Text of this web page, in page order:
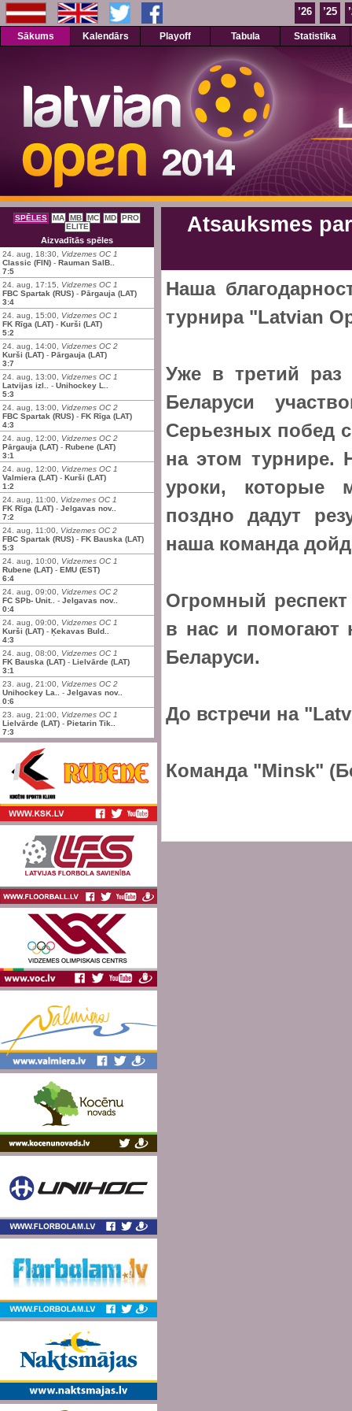
’25
’26
Sākums Kalendārs Playoff Tabula Statistika
SPĒLES MA MB MC MD
PRO
ELITE
Aizvadītās spēles
24. aug, 18:30, Vidzemes OC 1
Classic (FIN) - Rauman SalB..
7:5
24. aug, 17:15, Vidzemes OC 1
FBC Spartak (RUS) - Pārgauja (LAT)
3:4
24. aug, 15:00, Vidzemes OC 1
FK Rīga (LAT) - Kurši (LAT)
5:2
24. aug, 14:00, Vidzemes OC 2
Kurši (LAT) - Pārgauja (LAT)
3:7
24. aug, 13:00, Vidzemes OC 1
Latvijas izl..
- Unihockey L..
5:3
24. aug, 13:00, Vidzemes OC 2
FBC Spartak (RUS) - FK Rīga (LAT)
4:3
24. aug, 12:00, Vidzemes OC 2
Pārgauja (LAT) - Rubene (LAT)
3:1
24. aug, 12:00, Vidzemes OC 1
Valmiera (LAT) - Kurši (LAT)
1:2
24. aug, 11:00, Vidzemes OC 1
FK Rīga (LAT) - Jelgavas nov..
7:2
24. aug, 11:00, Vidzemes OC 2
FBC Spartak (RUS) - FK Bauska (LAT)
5:3
24. aug, 10:00, Vidzemes OC 1
Rubene (LAT) - EMU (EST)
6:4
24. aug, 09:00, Vidzemes OC 2
FC SPb- Unit..
- Jelgavas nov..
0:4
24. aug, 09:00, Vidzemes OC 1
Kurši (LAT) - Ķekavas Buld..
4:3
24. aug, 08:00, Vidzemes OC 1
FK Bauska (LAT) - Lielvārde (LAT)
3:1
23. aug, 21:00, Vidzemes OC 2
Unihockey La..
- Jelgavas nov..
0:6
23. aug, 21:00, Vidzemes OC 1
Lielvārde (LAT) - Pietarin Tik..
7:3
Atsauksmes
Наша
турнира "Latvian
Уже в третий
Беларуси
Серьезных побед
на этом турнире.
уроки, которые
поздно дадут
наша команда
Огромный респект
в нас и помогают
Беларуси.
До встречи на
Команда "Minsk"